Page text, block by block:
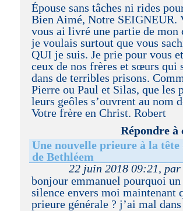
Épouse sans tâches ni rides
Bien Aimé, Notre SEIGNEUR.
vous ai livré une partie de mon
je voulais surtout que vous
QUI je suis. Je prie pour vous
ceux de nos frères et sœurs qui
dans de terribles prisons.
Pierre ou Paul et Silas, que les
leurs geôles s’ouvrent au nom
Votre frère en Christ. Robert
Répondre à
Une nouvelle prieure à la tête
de Bethléem
22 juin 2018 09:21,
bonjour emmanuel pourquoi un
silence envers moi maintenant
prieure générale ? j’ai mal